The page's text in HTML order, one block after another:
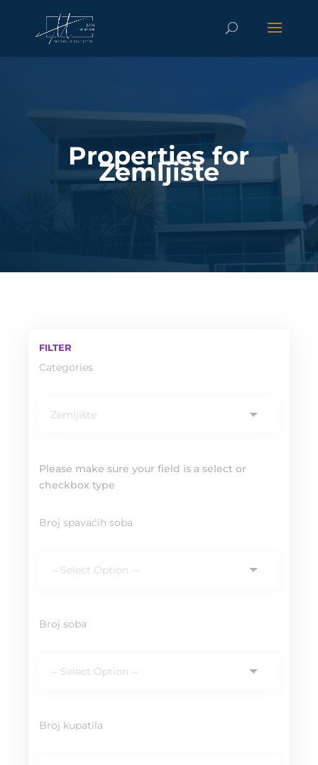
Properties for
Zemljište
FILTER
Categories
Please make sure your field is a select or
checkbox type
Broj spavaćih soba
Broj soba
Broj kupatila